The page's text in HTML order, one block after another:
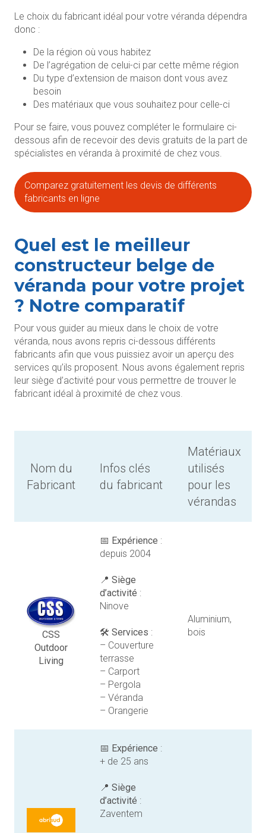
Le choix du fabricant idéal pour votre véranda dépendra
donc :
De la région où vous habitez
De l’agrégation de celui-ci par cette même région
Du type d’extension de maison dont vous avez
besoin
Des matériaux que vous souhaitez pour celle-ci
Pour se faire, vous pouvez compléter le formulaire ci-
dessous afin de recevoir des devis gratuits de la part de
spécialistes en véranda à proximité de chez vous.
Comparez gratuitement les devis de différents
fabricants en ligne
Quel est le meilleur
constructeur belge de
véranda pour votre projet
? Notre comparatif
Pour vous guider au mieux dans le choix de votre
véranda, nous avons repris ci-dessous différents
fabricants afin que vous puissiez avoir un aperçu des
services qu’ils proposent. Nous avons également repris
leur siège d’activité pour vous permettre de trouver le
fabricant idéal à proximité de chez vous.
Nom du
Fabricant
Infos clés
du fabricant
Matériaux
utilisés
pour les
vérandas
CSS
Outdoor
Living
📅 Expérience :
depuis 2004
📍 Siège
d’activité :
Ninove
🛠️ Services :
– Couverture
terrasse
– Carport
– Pergola
– Véranda
– Orangerie
Aluminium,
bois
📅 Expérience :
+ de 25 ans
📍 Siège
d’activité :
Zaventem